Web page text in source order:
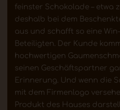
feinster Schokolade – etwa
deshalb bei dem
aus und schafft so eine
Beteiligten. Der Kunde
hochwertigen
seinen Geschäftspartner
Erinnerung. Und wenn die
mit dem Firmenlogo
Produkt des Hauses